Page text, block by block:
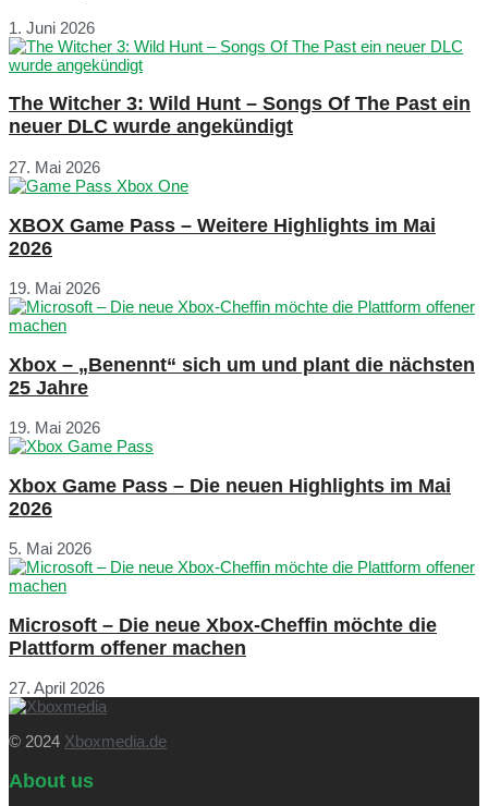
1. Juni 2026
The Witcher 3: Wild Hunt – Songs Of The Past ein
neuer DLC wurde angekündigt
27. Mai 2026
XBOX Game Pass – Weitere Highlights im Mai
2026
19. Mai 2026
Xbox – „Benennt“ sich um und plant die nächsten
25 Jahre
19. Mai 2026
Xbox Game Pass – Die neuen Highlights im Mai
2026
5. Mai 2026
Microsoft – Die neue Xbox-Cheffin möchte die
Plattform offener machen
27. April 2026
© 2024 Xboxmedia.de
About us